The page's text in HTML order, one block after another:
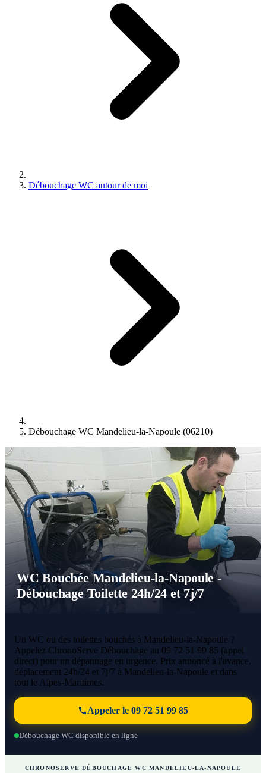
Débouchage WC autour de moi
Débouchage WC Mandelieu-la-Napoule (06210)
WC Bouchée Mandelieu-la-Napoule -
Débouchage Toilette 24h/24 et 7j/7
Un WC ou des toilettes bouchés à Mandelieu-la-Napoule ?
Appelez ChronoServe Débouchage au 09 72 51 99 85 (appel
direct) pour un dépannage en urgence. Prix annoncé à l'avance,
déplacement 24h/24 et 7j/7 à Mandelieu-la-Napoule et dans
tout le Alpes-Maritimes.
Appeler le 09 72 51 99 85
Débouchage WC disponible en ligne
CHRONOSERVE DÉBOUCHAGE WC MANDELIEU-LA-NAPOULE